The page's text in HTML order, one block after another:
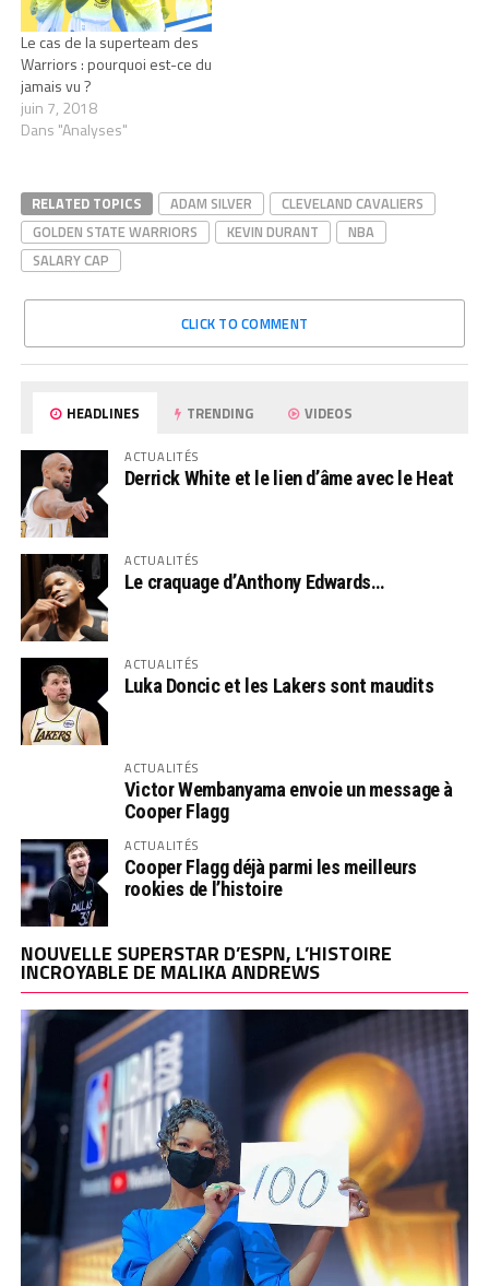
Le cas de la superteam des
Warriors : pourquoi est-ce du
jamais vu ?
juin 7, 2018
Dans "Analyses"
RELATED TOPICS ADAM SILVER
CLEVELAND CAVALIERS
GOLDEN STATE WARRIORS
KEVIN DURANT
NBA
SALARY CAP
CLICK TO COMMENT
HEADLINES TRENDING VIDEOS
ACTUALITÉS
Derrick White et le lien d’âme avec le Heat
ACTUALITÉS
Le craquage d’Anthony Edwards…
ACTUALITÉS
Luka Doncic et les Lakers sont maudits
ACTUALITÉS
Victor Wembanyama envoie un message à
Cooper Flagg
ACTUALITÉS
Cooper Flagg déjà parmi les meilleurs
rookies de l’histoire
NOUVELLE SUPERSTAR D’ESPN, L’HISTOIRE
INCROYABLE DE MALIKA ANDREWS